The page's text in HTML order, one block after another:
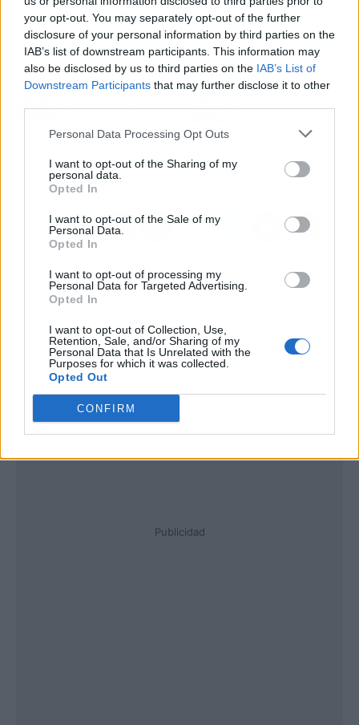
your opt-out. You may separately opt-out of the further
disclosure of your personal information by third parties on the
IAB’s list of downstream participants. This information may
also be disclosed by us to third parties on the IAB’s List of
Downstream Participants that may further disclose it to other
Personal Data Processing Opt Outs
I want to opt-out of the Sharing of my
personal data.
Opted In
I want to opt-out of the Sale of my
Personal Data.
Opted In
I want to opt-out of processing my
Personal Data for Targeted Advertising.
Opted In
I want to opt-out of Collection, Use,
Retention, Sale, and/or Sharing of my
Personal Data that Is Unrelated with the
Purposes for which it was collected.
Opted Out
CONFIRM
la escuela de canto, para investigar sobre el
poder sanador de la música.
Artículo anterior
Somrie, el socio en la
propiedades
Artículo siguiente
por Scan and Buy
Publicidad